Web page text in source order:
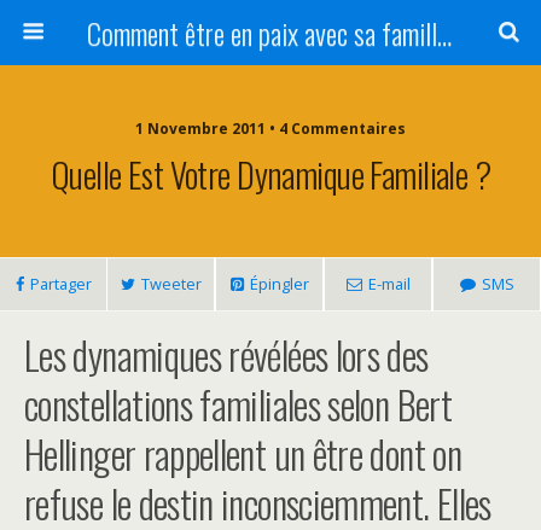
Comment être en paix avec sa famille ?
1 Novembre 2011 • 4 Commentaires
Quelle Est Votre Dynamique Familiale ?
Partager Tweeter Épingler E-mail SMS
Les dynamiques révélées lors des
constellations familiales selon Bert
Hellinger rappellent un être dont on
refuse le destin inconsciemment. Elles